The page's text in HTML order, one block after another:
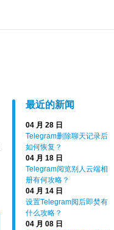
最近的新闻
04 月 28 日
Telegram删除聊天记录后
如何恢复？
04 月 18 日
Telegram阅览别人云端相
册有何攻略？
04 月 14 日
设置Telegram阅后即焚有
什么攻略？
04 月 08 日